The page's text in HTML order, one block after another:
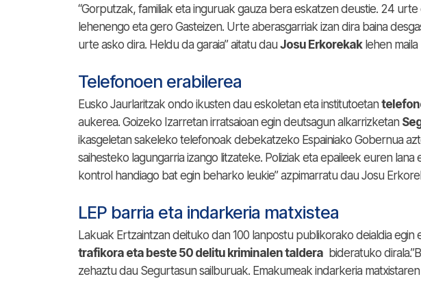
“Gorputzak, familiak eta inguruak gauza bera eskatzen deustie. 24
lehenengo eta gero Gasteizen. Urte aberasgarriak izan dira baina
urte asko dira. Heldu da garaia” aitatu dau Josu Erkorekaklehen maila
Telefonoen erabilerea
Eusko Jaurlaritzak ondo ikusten dau eskoletan eta institutoetan
aukerea. Goizeko Izarretan irratsaioan egin deutsagun alkarrizketan
ikasgeletan sakeleko telefonoak debekatzeko Espainiako Gobernua
saihesteko lagungarria izango litzateke. Poliziak eta epaileek euren
kontrol handiago bat egin beharko leukie” azpimarratu dau Josu
LEP barria eta indarkeria matxistea
Lakuak Ertzaintzan deituko dan 100 lanpostu publikorako deialdia
trafikora eta beste 50 delitu kriminalen taldera bideratuko
zehaztu dau Segurtasun sailburuak. Emakumeak indarkeria